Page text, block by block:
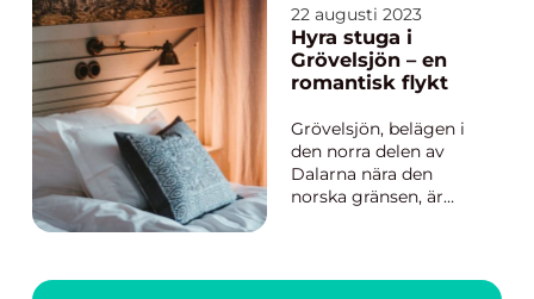
pittoreska landskap
och soliga klimat. Ön
erbjuder en unik
blandning av en
22 augusti 2023
Hyra stuga i
Grövelsjön – en
romantisk flykt
Grövelsjön, belägen i
den norra delen av
Dalarna nära den
norska gränsen, är
spegelblanka sjöar